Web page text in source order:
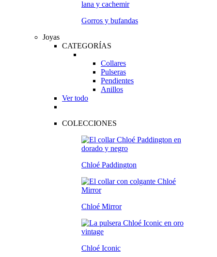
Gorros y bufandas
Joyas
CATEGORÍAS
Collares
Pulseras
Pendientes
Anillos
Ver todo
COLECCIONES
Chloé Paddington
Chloé Mirror
Chloé Iconic